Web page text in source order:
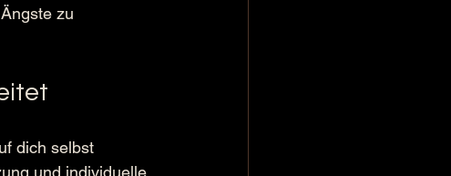
zu
dich selbst
und individuelle